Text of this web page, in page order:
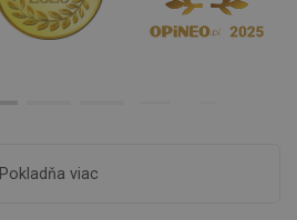
Pokladňa viac